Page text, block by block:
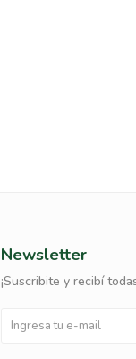
Newsletter
¡Suscribite y recibí